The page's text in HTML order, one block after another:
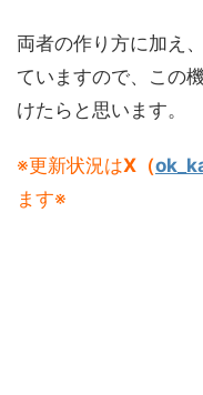
両者の作り方に加え
ていますので、この
けたらと思います。
※更新状況はX（
ます※